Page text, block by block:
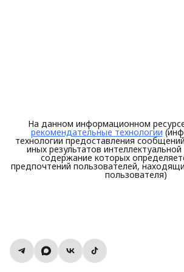
На данном информационном
рекомендательные технологии
технологии предоставления
иных результатов
содержание которых
предпочтений пользователей,
пользователя)